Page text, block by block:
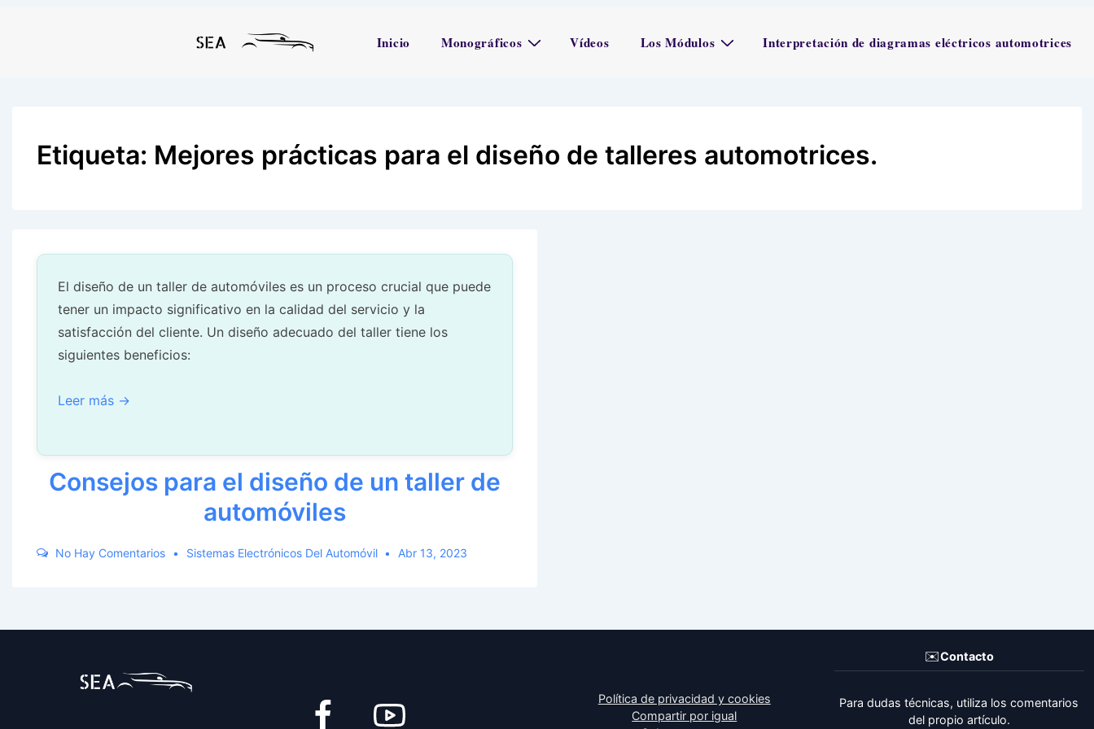
Inicio Monográficos Vídeos Los Módulos Interpretación de diagramas eléctricos automotrices
Etiqueta: Mejores prácticas para el diseño de talleres automotrices.
El diseño de un taller de automóviles es un proceso crucial que puede
tener un impacto significativo en la calidad del servicio y la
satisfacción del cliente. Un diseño adecuado del taller tiene los
siguientes beneficios:
Leer más →
Consejos para el diseño de un taller de
automóviles
No Hay Comentarios Sistemas Electrónicos Del Automóvil Abr 13, 2023
Política de privacidad y cookies
Compartir por igual
✉️Contacto
Para dudas técnicas, utiliza los comentarios
del propio artículo.